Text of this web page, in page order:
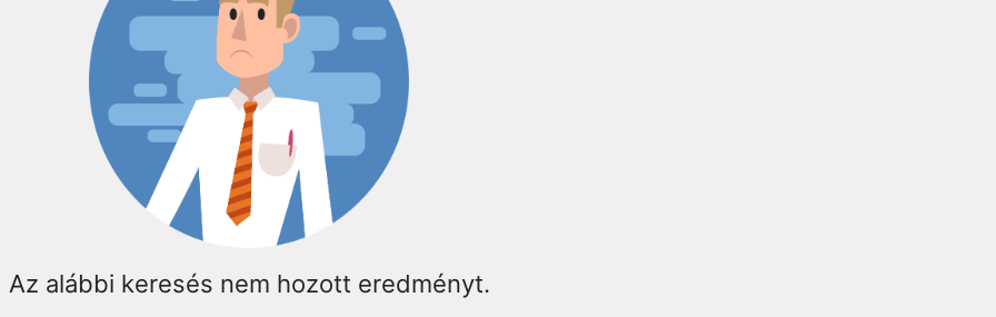
Az alábbi keresés nem hozott eredményt.